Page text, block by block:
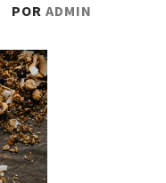
POR ADMIN